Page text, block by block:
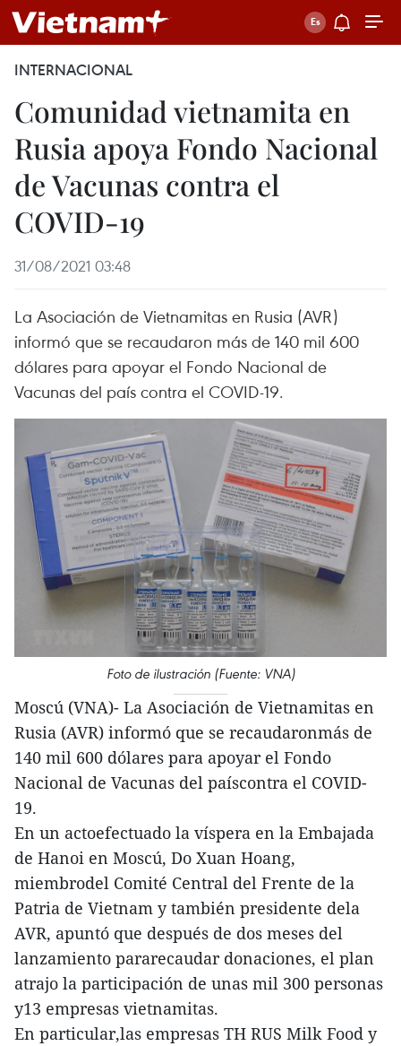
INTERNACIONAL
Comunidad vietnamita en
Rusia apoya Fondo Nacional
de Vacunas contra el
COVID-19
31/08/2021 03:48
La Asociación de Vietnamitas en Rusia (AVR)
informó que se recaudaron más de 140 mil 600
dólares para apoyar el Fondo Nacional de
Vacunas del país contra el COVID-19.
Foto de ilustración (Fuente: VNA)
Moscú (VNA)- La Asociación de Vietnamitas en
Rusia (AVR) informó que se recaudaronmás de
140 mil 600 dólares para apoyar el Fondo
Nacional de Vacunas del paíscontra el COVID-
19.
En un actoefectuado la víspera en la Embajada
de Hanoi en Moscú, Do Xuan Hoang,
miembrodel Comité Central del Frente de la
Patria de Vietnam y también presidente dela
AVR, apuntó que después de dos meses del
lanzamiento pararecaudar donaciones, el plan
atrajo la participación de unas mil 300 personas
y13 empresas vietnamitas.
En particular,las empresas TH RUS Milk Food y